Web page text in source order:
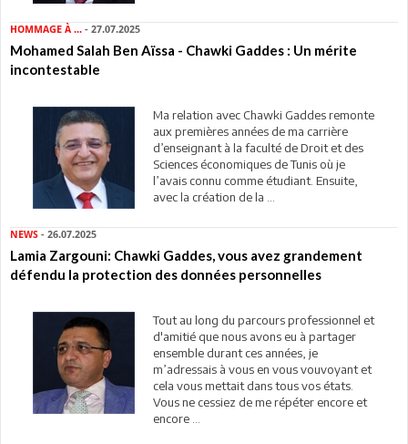
HOMMAGE À ... - 27.07.2025
Mohamed Salah Ben Aïssa - Chawki Gaddes : Un mérite
incontestable
Ma relation avec Chawki Gaddes remonte
aux premières années de ma carrière
d’enseignant à la faculté de Droit et des
Sciences économiques de Tunis où je
l’avais connu comme étudiant. Ensuite,
avec la création de la ...
NEWS - 26.07.2025
Lamia Zargouni: Chawki Gaddes, vous avez grandement
défendu la protection des données personnelles
Tout au long du parcours professionnel et
d'amitié que nous avons eu à partager
ensemble durant ces années, je
m’adressais à vous en vous vouvoyant et
cela vous mettait dans tous vos états.
Vous ne cessiez de me répéter encore et
encore ...